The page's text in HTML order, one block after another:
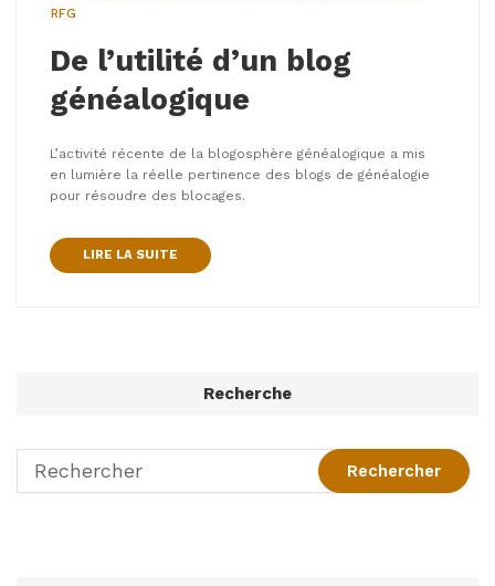
RFG
De l’utilité d’un blog
généalogique
L’activité récente de la blogosphère généalogique a mis
en lumière la réelle pertinence des blogs de généalogie
pour résoudre des blocages.
LIRE LA SUITE
Recherche